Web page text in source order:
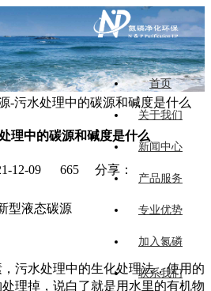
首页
关于我们
新闻中心
产品服务
专业优势
加入氮磷
联系我们
-污水处理中的碳源和碱度是什么
理中的碳源和碱度是什么
12-09 665 分享：
型液态碳源
污水处理中的生化处理法，使用的
理掉，说白了就是用水里的有机物